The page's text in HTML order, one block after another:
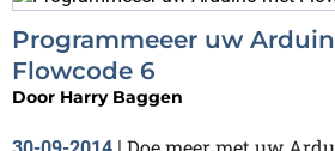
Programmeeer uw
Flowcode 6
Door Harry Baggen